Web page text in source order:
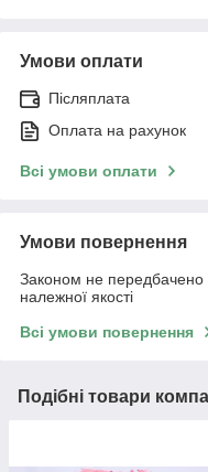
Умови оплати
Післяплата
Оплата на рахунок
Всі умови оплати
Умови повернення
Законом не передбачено
належної якості
Всі умови повернення
Подібні товари